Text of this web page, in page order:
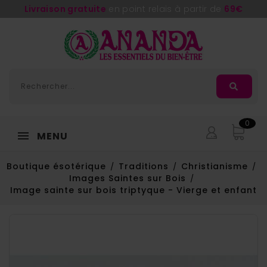
Livraison gratuite 69€
MENU
0
Boutique ésotérique Traditions
Christianisme
Images Saintes sur Bois
Image sainte sur bois triptyque - Vierge et enfant